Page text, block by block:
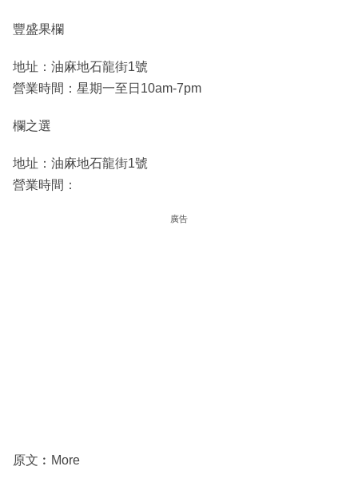
豐盛果欄
地址：油麻地石龍街1號
營業時間：星期一至日10am-7pm
欄之選
地址：油麻地石龍街1號
營業時間：
廣告
原文︰More